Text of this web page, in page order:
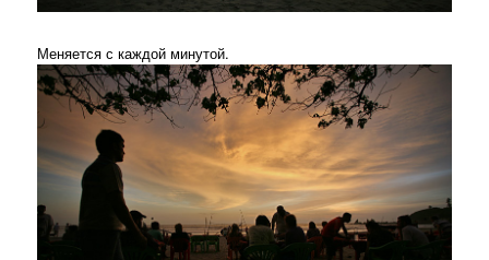
Меняется с каждой минутой.